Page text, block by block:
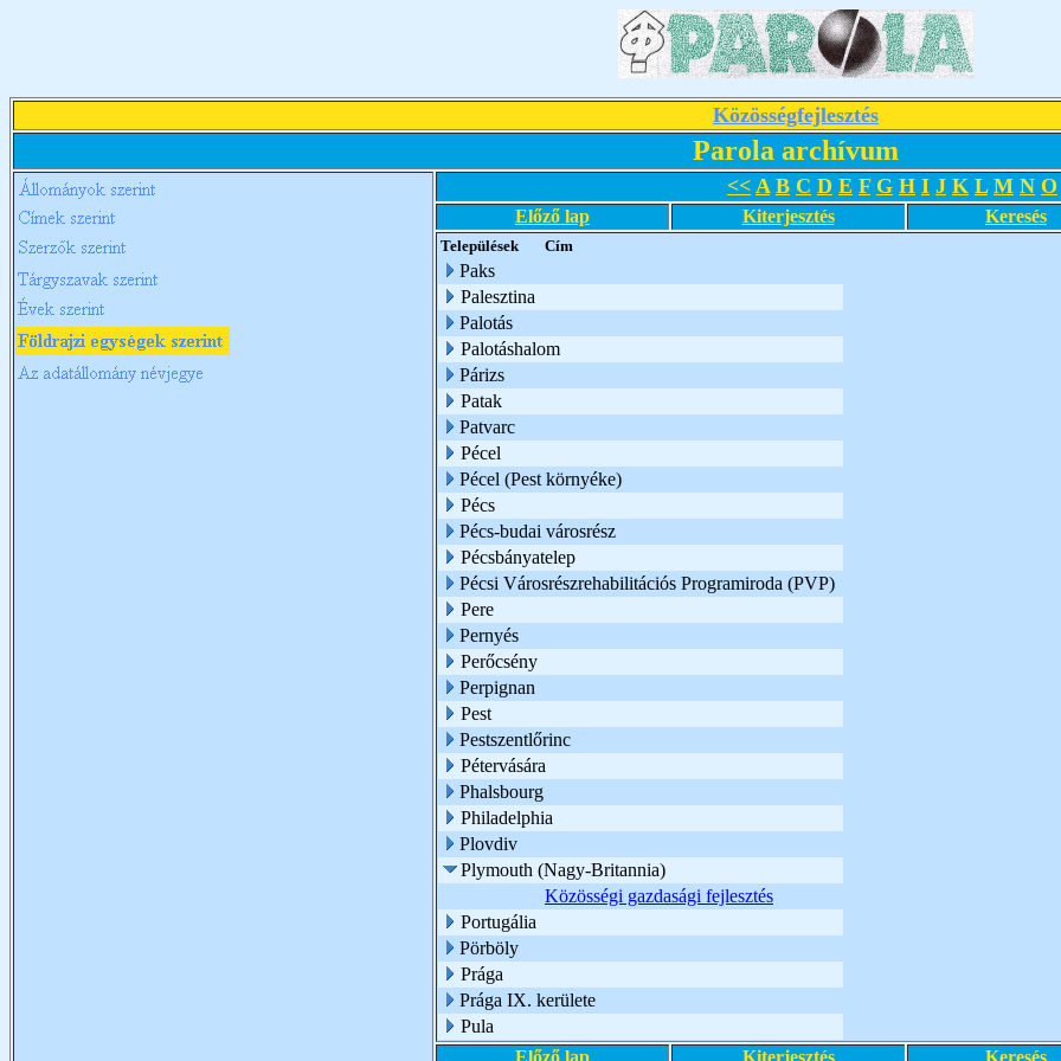
Közösségfejlesztés
Parola archívum
<< A B C D E F G H I J K L M N O
Előző lap Kiterjesztés Keresés
Települések Cím
Paks
Palesztina
Palotás
Palotáshalom
Párizs
Patak
Patvarc
Pécel
Pécel (Pest környéke)
Pécs
Pécs-budai városrész
Pécsbányatelep
Pécsi Városrészrehabilitációs Programiroda (PVP)
Pere
Pernyés
Perőcsény
Perpignan
Pest
Pestszentlőrinc
Pétervására
Phalsbourg
Philadelphia
Plovdiv
Plymouth (Nagy-Britannia)
Közösségi gazdasági fejlesztés
Portugália
Pörböly
Prága
Prága IX. kerülete
Pula
Előző lap
Kiterjesztés Keresés